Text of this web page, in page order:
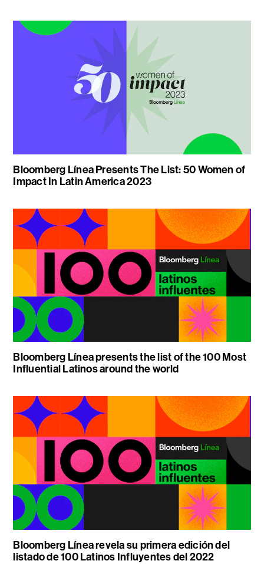
Bloomberg Línea Presents The List: 50 Women of
Impact In Latin America 2023
Bloomberg Línea presents the list of the 100 Most
Influential Latinos around the world
Bloomberg Línea revela su primera edición del
listado de 100 Latinos Influyentes del 2022